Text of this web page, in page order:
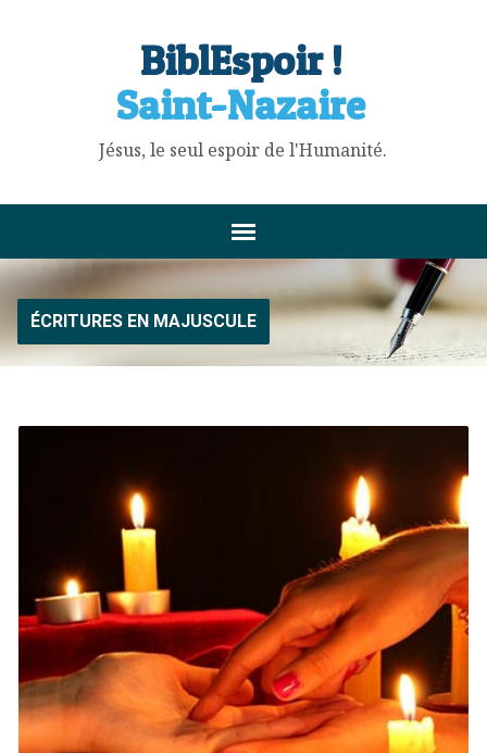
BiblEspoir !
Saint-Nazaire
Jésus, le seul espoir de l'Humanité.
ÉCRITURES EN MAJUSCULE